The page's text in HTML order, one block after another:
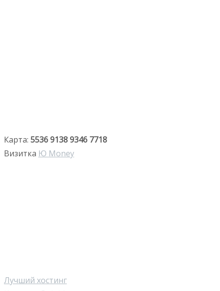
Карта: 5536 9138 9346 7718
Визитка Ю Money
Лучший хостинг